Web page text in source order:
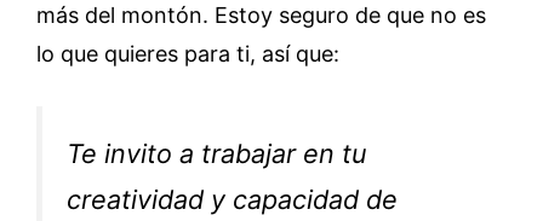
más del montón. Estoy seguro de que no es
lo que quieres para ti, así que:
Te invito a trabajar en tu
creatividad y capacidad de